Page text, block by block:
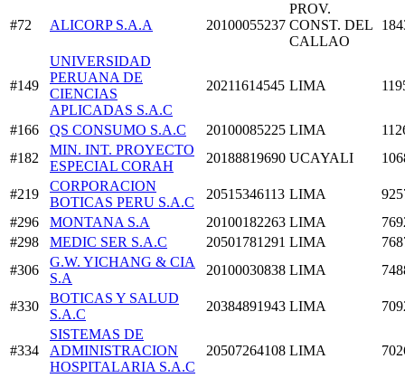
#72 ALICORP S.A.A 20100055237
PROV.
CONST. DEL
CALLAO
#149
UNIVERSIDAD
PERUANA DE
CIENCIAS
APLICADAS S.A.C
20211614545 LIMA
#166 QS CONSUMO S.A.C 20100085225 LIMA
#182
MIN. INT. PROYECTO
ESPECIAL CORAH
20188819690 UCAYALI
#219
CORPORACION
BOTICAS PERU S.A.C
20515346113 LIMA
#296
MONTANA S.A 20100182263 LIMA
#298
MEDIC SER S.A.C 20501781291 LIMA
#306
G.W. YICHANG & CIA
S.A
20100030838 LIMA
#330
BOTICAS Y SALUD
S.A.C
20384891943 LIMA
#334
SISTEMAS DE
ADMINISTRACION
HOSPITALARIA S.A.C
20507264108 LIMA